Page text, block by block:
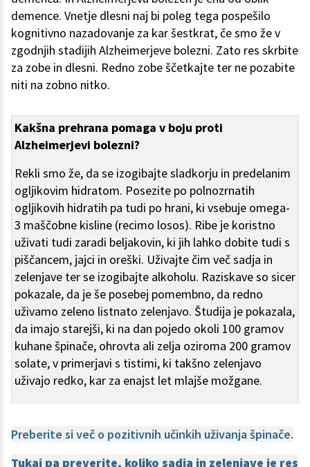
demence. Vnetje dlesni naj bi poleg tega pospešilo
kognitivno nazadovanje za kar šestkrat, če smo že v
zgodnjih stadijih Alzheimerjeve bolezni. Zato res skrbite
za zobe in dlesni. Redno zobe ščetkajte ter ne pozabite
niti na zobno nitko.
Kakšna prehrana pomaga v boju proti
Alzheimerjevi bolezni?
Rekli smo že, da se izogibajte sladkorju in predelanim
ogljikovim hidratom. Posezite po polnozrnatih
ogljikovih hidratih pa tudi po hrani, ki vsebuje omega-
3 maščobne kisline (recimo losos). Ribe je koristno
uživati tudi zaradi beljakovin, ki jih lahko dobite tudi s
piščancem, jajci in oreški. Uživajte čim več sadja in
zelenjave ter se izogibajte alkoholu. Raziskave so sicer
pokazale, da je še posebej pomembno, da redno
uživamo zeleno listnato zelenjavo. Študija je pokazala,
da imajo starejši, ki na dan pojedo okoli 100 gramov
kuhane špinače, ohrovta ali zelja oziroma 200 gramov
solate, v primerjavi s tistimi, ki takšno zelenjavo
uživajo redko, kar za enajst let mlajše možgane.
Preberite si več o pozitivnih učinkih uživanja špinače.
Tukaj pa preverite, koliko sadja in zelenjave je res